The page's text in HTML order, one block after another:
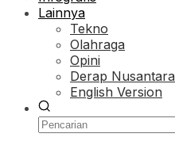
Lainnya
Tekno
Olahraga
Opini
Derap Nusantara
English Version